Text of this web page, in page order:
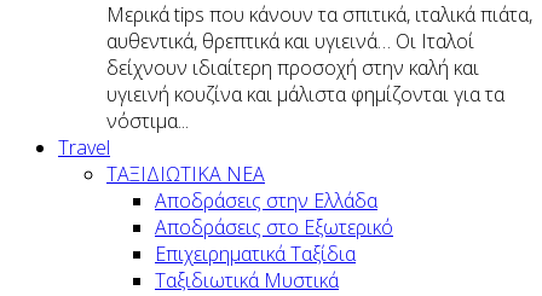
Μερικά tips που κάνουν τα σπιτικά, ιταλικά πιάτα,
αυθεντικά, θρεπτικά και υγιεινά… Οι Ιταλοί
δείχνουν ιδιαίτερη προσοχή στην καλή και
υγιεινή κουζίνα και μάλιστα φημίζονται για τα
νόστιμα...
Travel
ΤΑΞΙΔΙΩΤΙΚΑ ΝΕΑ
Αποδράσεις στην Ελλάδα
Αποδράσεις στο Εξωτερικό
Επιχειρηματικά Ταξίδια
Ταξιδιωτικά Μυστικά